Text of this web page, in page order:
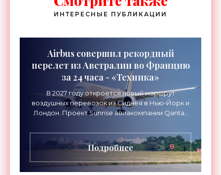
ИНТЕРЕСНЫЕ ПУБЛИКАЦИИ
Airbus совершил рекордный
перелет из Австралии во Францию
за 24 часа - «Техника»
В 2027 году откроется новый маршрут
воздушных перевозок из Сиднея в Нью-Йорк и
Лондон. Проект Sunrise авиакомпании Qantas
длительностью до 24
Подробнее